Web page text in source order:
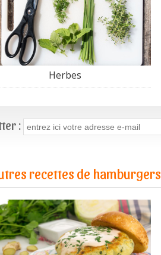
Herbes
:
recettes de hamburgers